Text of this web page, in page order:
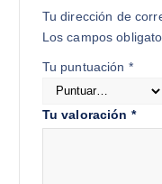
Tu dirección de
Los campos
Tu puntuación *
Tu valoración *